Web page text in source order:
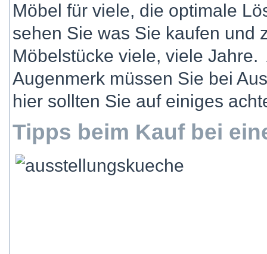
Möbel für viele, die optimale
sehen Sie was Sie kaufen und
Möbelstücke viele, viele
Augenmerk müssen Sie bei
hier sollten Sie auf einiges
Tipps beim Kauf bei